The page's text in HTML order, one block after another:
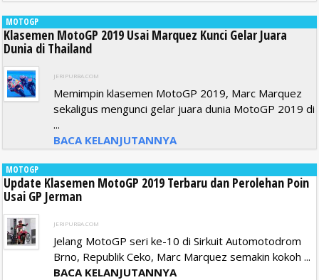
MOTOGP
Klasemen MotoGP 2019 Usai Marquez Kunci Gelar Juara
Dunia di Thailand
JERIPURBA.COM
Memimpin klasemen MotoGP 2019, Marc Marquez
sekaligus mengunci gelar juara dunia MotoGP 2019 di
...
BACA KELANJUTANNYA
MOTOGP
Update Klasemen MotoGP 2019 Terbaru dan Perolehan Poin
Usai GP Jerman
JERIPURBA.COM
Jelang MotoGP seri ke-10 di Sirkuit Automotodrom
Brno, Republik Ceko, Marc Marquez semakin kokoh ...
BACA KELANJUTANNYA